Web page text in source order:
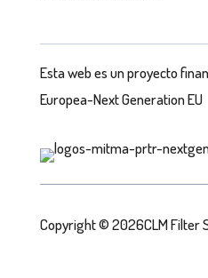
Esta web es un proyecto
Europea-Next Generation EU
Copyright © 2026CLM Filter